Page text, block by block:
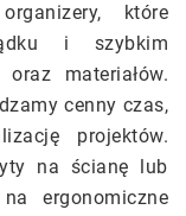
które
i szybkim
materiałów.
cenny czas,
projektów.
na ścianę lub
ergonomiczne